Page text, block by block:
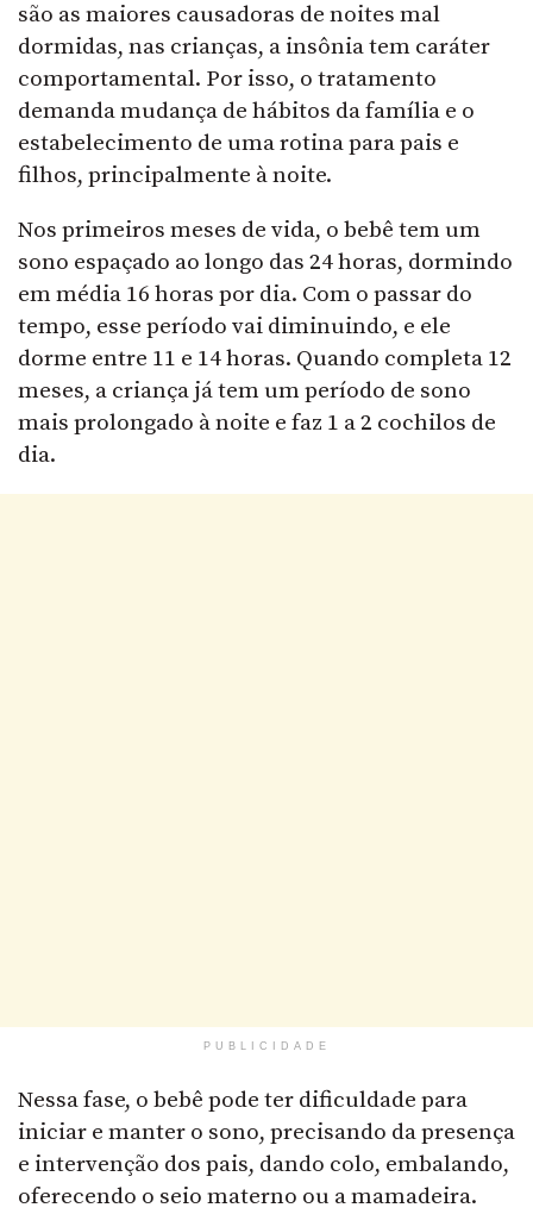
são as maiores causadoras de noites mal
dormidas, nas crianças, a insônia tem caráter
comportamental. Por isso, o tratamento
demanda mudança de hábitos da família e o
estabelecimento de uma rotina para pais e
filhos, principalmente à noite.
Nos primeiros meses de vida, o bebê tem um
sono espaçado ao longo das 24 horas, dormindo
em média 16 horas por dia. Com o passar do
tempo, esse período vai diminuindo, e ele
dorme entre 11 e 14 horas. Quando completa 12
meses, a criança já tem um período de sono
mais prolongado à noite e faz 1 a 2 cochilos de
dia.
PUBLICIDADE
Nessa fase, o bebê pode ter dificuldade para
iniciar e manter o sono, precisando da presença
e intervenção dos pais, dando colo, embalando,
oferecendo o seio materno ou a mamadeira.